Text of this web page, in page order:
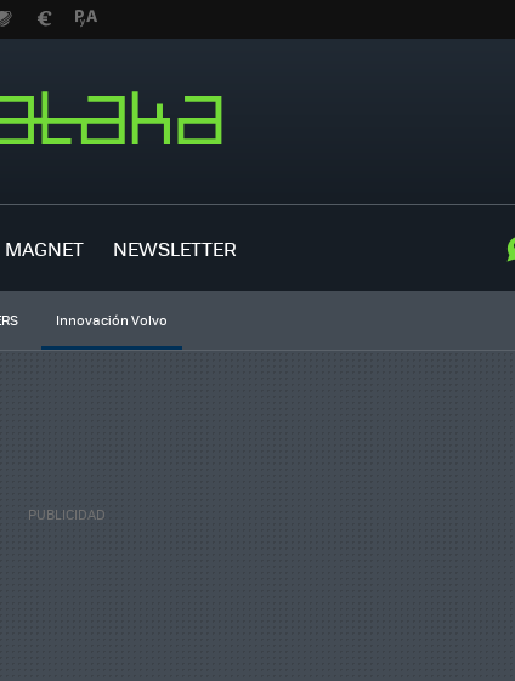
MAGNET NEWSLETTER
Innovación Volvo